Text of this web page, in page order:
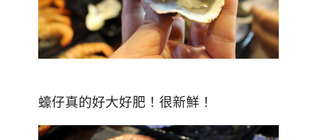
蠔仔真的好大好肥！很新鮮！